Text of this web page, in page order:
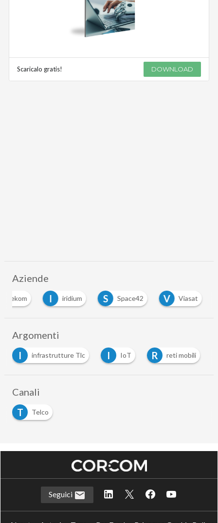
Scaricalo gratis! DOWNLOAD
Aziende
I iridium S Space42 V Viasat
Argomenti
I
IoT R reti mobili S satelliti S
Canali
T
Telco
Seguici